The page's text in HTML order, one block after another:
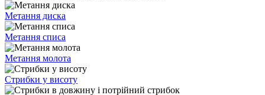
Метання диска
Метання списа
Метання молота
Стрибки у висоту